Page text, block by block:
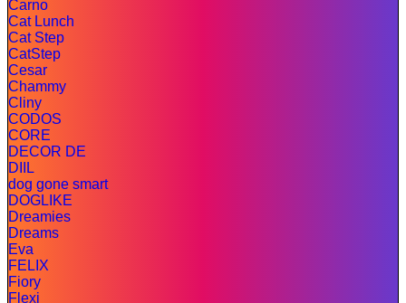
Carno
Cat Lunch
Cat Step
CatStep
Cesar
Chammy
Cliny
CODOS
CORE
DECOR DE
DIIL
dog gone smart
DOGLIKE
Dreamies
Dreams
Eva
FELIX
Fiory
Flexi